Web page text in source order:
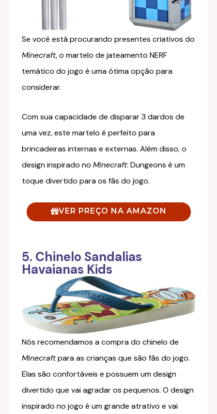
Se você está procurando presentes criativos do
Minecraft, o martelo de jateamento NERF
temático do jogo é uma ótima opção para
considerar.
Com sua capacidade de disparar 3 dardos de
uma vez, este martelo é perfeito para
brincadeiras internas e externas. Além disso, o
design inspirado no Minecraft: Dungeons é um
toque divertido para os fãs do jogo.
VER PREÇO NA AMAZON
5. Chinelo Sandalias
Havaianas Kids
Nós recomendamos a compra do chinelo de
Minecraftpara as crianças que são fãs do jogo.
Elas são confortáveis e possuem um design
divertido que vai agradar os pequenos. O design
inspirado no jogo é um grande atrativo e vai